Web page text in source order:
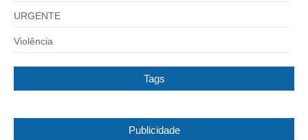
URGENTE
Violência
Tags
Publicidade